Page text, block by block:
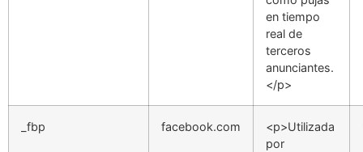
en tiempo
real de
terceros
anunciantes.
</p>
_fbp facebook.com
<p>Utilizada
por